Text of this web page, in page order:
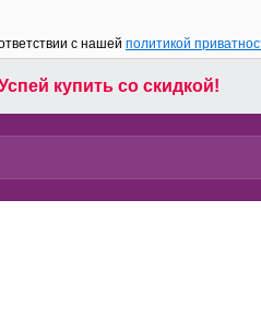
с нашей политикой
купить со скидкой!